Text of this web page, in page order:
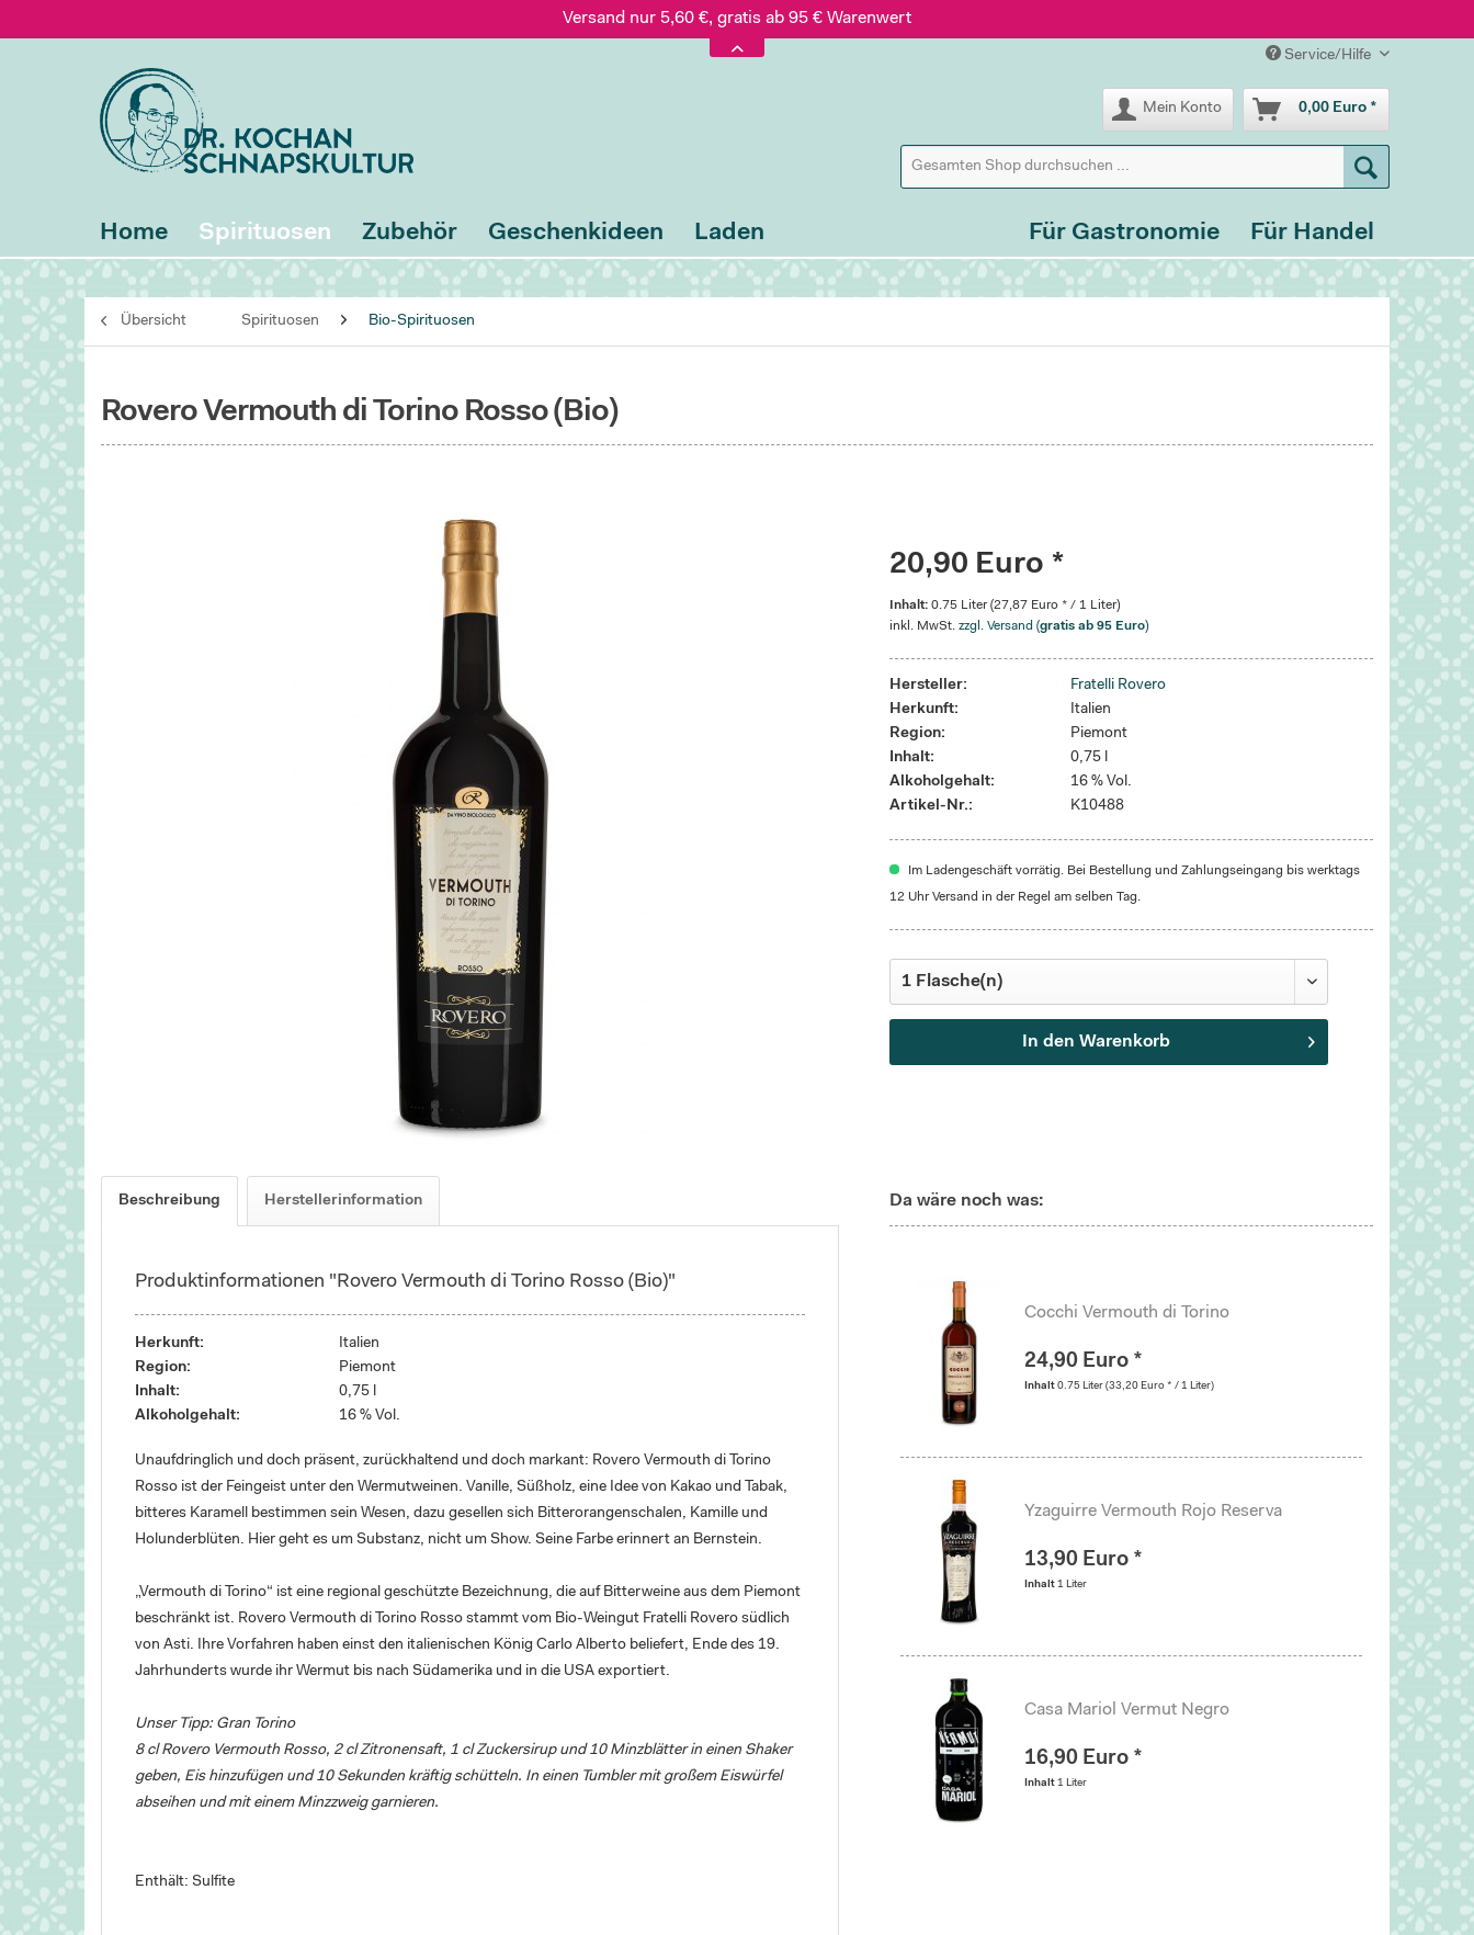
Versand nur 5,60 €, gratis ab 95 € Warenwert
Jetzt bestellen – wir versenden Freitag, 07.08.!
Service/Hilfe
Mein Konto 0,00 Euro *
Home Spirituosen Zubehör Geschenkideen Laden Für Handel
Für Gastronomie
Übersicht Spirituosen Bio-Spirituosen
Rovero Vermouth di Torino Rosso (Bio)
20,90 Euro *
Inhalt:0.75 Liter (27,87 Euro * / 1 Liter)
inkl. MwSt.zzgl. Versand (gratis ab 95 Euro)
Hersteller:
Fratelli Rovero
Herkunft:
Italien
Region:
Piemont
Inhalt:
0,75 l
Alkoholgehalt:
16 % Vol.
Artikel-Nr.:
K10488
Im Ladengeschäft vorrätig. Bei Bestellung und Zahlungseingang bis werktags
12 Uhr Versand in der Regel am selben Tag.
In den Warenkorb
Beschreibung Herstellerinformation
Produktinformationen "Rovero Vermouth di Torino Rosso (Bio)"
Herkunft:
Italien
Region:
Piemont
Inhalt:
0,75 l
Alkoholgehalt:
16 % Vol.
Unaufdringlich und doch präsent, zurückhaltend und doch markant: Rovero Vermouth di Torino
Rosso ist der Feingeist unter den Wermutweinen. Vanille, Süßholz, eine Idee von Kakao und Tabak,
bitteres Karamell bestimmen sein Wesen, dazu gesellen sich Bitterorangenschalen, Kamille und
Holunderblüten. Hier geht es um Substanz, nicht um Show. Seine Farbe erinnert an Bernstein.
„Vermouth di Torino“ ist eine regional geschützte Bezeichnung, die auf Bitterweine aus dem Piemont
beschränkt ist. Rovero Vermouth di Torino Rosso stammt vom Bio-Weingut Fratelli Rovero südlich
von Asti. Ihre Vorfahren haben einst den italienischen König Carlo Alberto beliefert, Ende des 19.
Jahrhunderts wurde ihr Wermut bis nach Südamerika und in die USA exportiert.
Unser Tipp: Gran Torino
8 cl Rovero Vermouth Rosso, 2 cl Zitronensaft, 1 cl Zuckersirup und 10 Minzblätter in einen Shaker
geben, Eis hinzufügen und 10 Sekunden kräftig schütteln. In einen Tumbler mit großem Eiswürfel
abseihen und mit einem Minzzweig garnieren.
Enthält: Sulfite
Da wäre noch was:
Cocchi Vermouth di Torino
24,90 Euro *
Inhalt 0.75 Liter (33,20 Euro * / 1 Liter)
Yzaguirre Vermouth Rojo Reserva
13,90 Euro *
Inhalt 1 Liter
Casa Mariol Vermut Negro
16,90 Euro *
Inhalt 1 Liter